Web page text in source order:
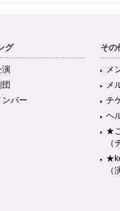
グ
演
バー
その
メ
メ
チ
ヘ
★
（
（